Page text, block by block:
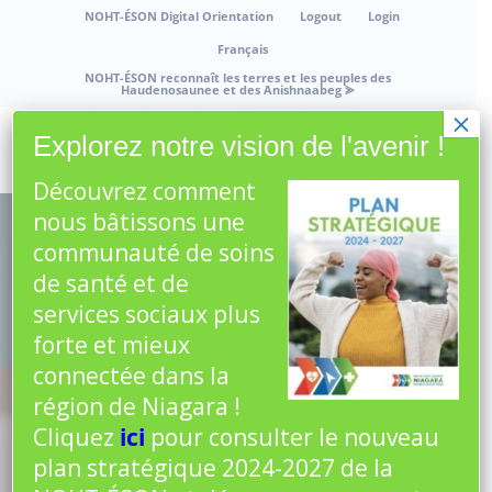
NOHT-ÉSON Digital Orientation Logout
Login
Français
NOHT-ÉSON reconnaît les terres et les peuples des
Haudenosaunee et des Anishnaabeg⪢
Explorez notre vision de l'avenir !
Découvrez comment
nous bâtissons une
communauté de soins
de santé et de
services sociaux plus
forte et mieux
connectée dans la
région de Niagara !
Cliquez ici pour consulter le nouveau
plan stratégique 2024-2027 de la
×